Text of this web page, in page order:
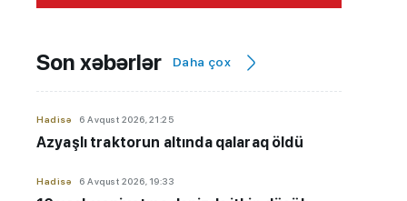
Son xəbərlər Daha çox
Hadisə 6 Avqust 2026, 21:25
Azyaşlı traktorun altında qalaraq öldü
Hadisə 6 Avqust 2026, 19:33